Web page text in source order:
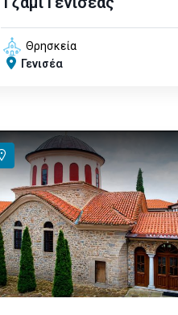
Θρησκεία
Γενισέα